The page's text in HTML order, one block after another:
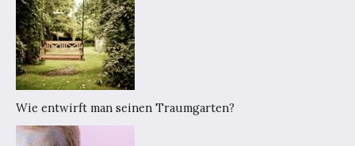
Wie entwirft man seinen Traumgarten?